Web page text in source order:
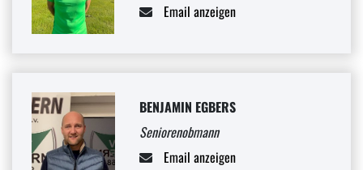
Email anzeigen
BENJAMIN EGBERS
Seniorenobmann
Email anzeigen